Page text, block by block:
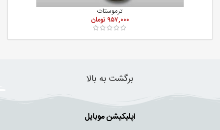
ترموستات
۹۵۷,۰۰۰ تومان
برگشت به بالا
اپلیکیشن موبایل